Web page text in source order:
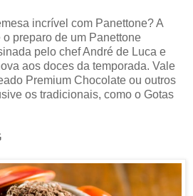
incrível com Panettone? A
o preparo de um Panettone
pelo chef André de Luca e
aos doces da temporada. Vale
Premium Chocolate ou outros
os tradicionais, como o Gotas